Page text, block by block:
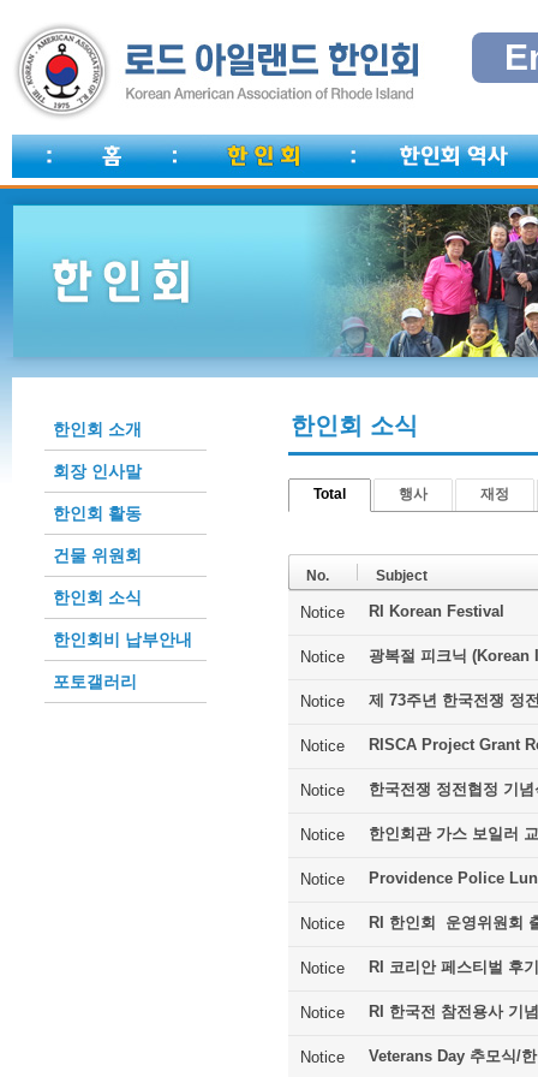
한인회 소개
회장 인사말
한인회 활동
건물 위원회
한인회 소식
한인회비 납부안내
포토갤러리
한인회 소식
Total 행사 재정
No. Subject
Notice RI Korean Festival
Notice 광복절 피크닉
Notice 제 73주년 한국전쟁 정
Notice RISCA Project Grant
Notice 한국전쟁 정전협정 기념
Notice 한인회관 가스 보일러
Notice Providence Police
Notice RI 한인회 운영위원회
Notice RI 코리안 페스티벌 후기
Notice RI 한국전 참전용사 기
Notice Veterans Day 추모식/